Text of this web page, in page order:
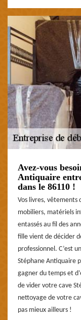
Avez-vous
Antiquaire
dans le 86110 !
Vos livres, vêtements
mobiliers, matériels
entassés au fil des
fille vient de décider
professionnel. C’est
Stéphane Antiquaire
gagner du temps et
de vider votre cave
nettoyage de votre
pas mieux ailleurs !